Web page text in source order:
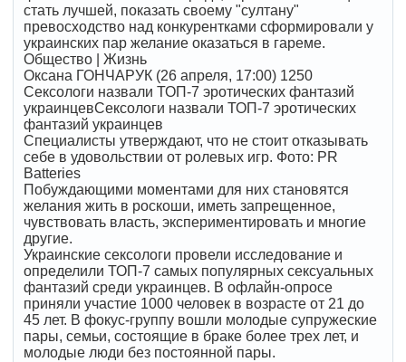
стать лучшей, показать своему "султану"
превосходство над конкурентками сформировали у
украинских пар желание оказаться в гареме.
Общество | Жизнь
Оксана ГОНЧАРУК (26 апреля, 17:00) 1250
Сексологи назвали ТОП-7 эротических фантазий
украинцевСексологи назвали ТОП-7 эротических
фантазий украинцев
Специалисты утверждают, что не стоит отказывать
себе в удовольствии от ролевых игр. Фото: PR
Batteries
Побуждающими моментами для них становятся
желания жить в роскоши, иметь запрещенное,
чувствовать власть, экспериментировать и многие
другие.
Украинские сексологи провели исследование и
определили ТОП-7 самых популярных сексуальных
фантазий среди украинцев. В офлайн-опросе
приняли участие 1000 человек в возрасте от 21 до
45 лет. В фокус-группу вошли молодые супружеские
пары, семьи, состоящие в браке более трех лет, и
молодые люди без постоянной пары.